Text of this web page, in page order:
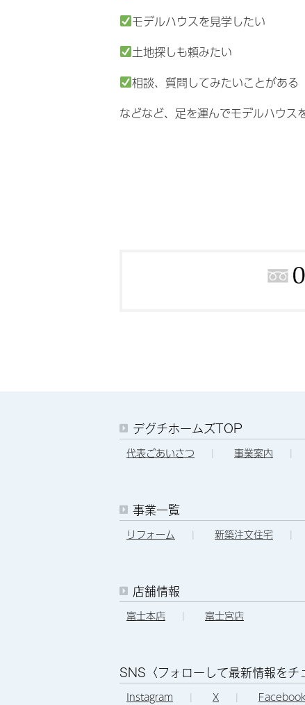
モデルハウスを見学したい
土地探しも頼みたい
相談、質問してみたいことがある
などなど、足を運んでモデルハウス
デグチホームズTOP
代表ごあいさつ | 事業案内 |
事業一覧
リフォーム | 新築注文住宅 |
店舗情報
富士本店 | 富士宮店
SNS〈フォローして最新情報をチ
Instagram | X |